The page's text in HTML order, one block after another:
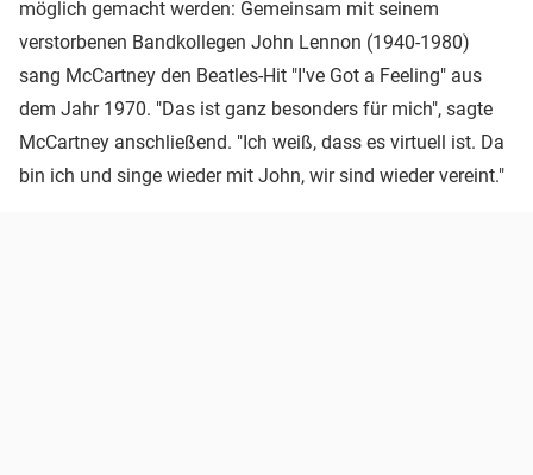
möglich gemacht werden: Gemeinsam mit seinem
verstorbenen Bandkollegen John Lennon (1940-1980)
sang McCartney den Beatles-Hit "I've Got a Feeling" aus
dem Jahr 1970. "Das ist ganz besonders für mich", sagte
McCartney anschließend. "Ich weiß, dass es virtuell ist. Da
bin ich und singe wieder mit John, wir sind wieder vereint."